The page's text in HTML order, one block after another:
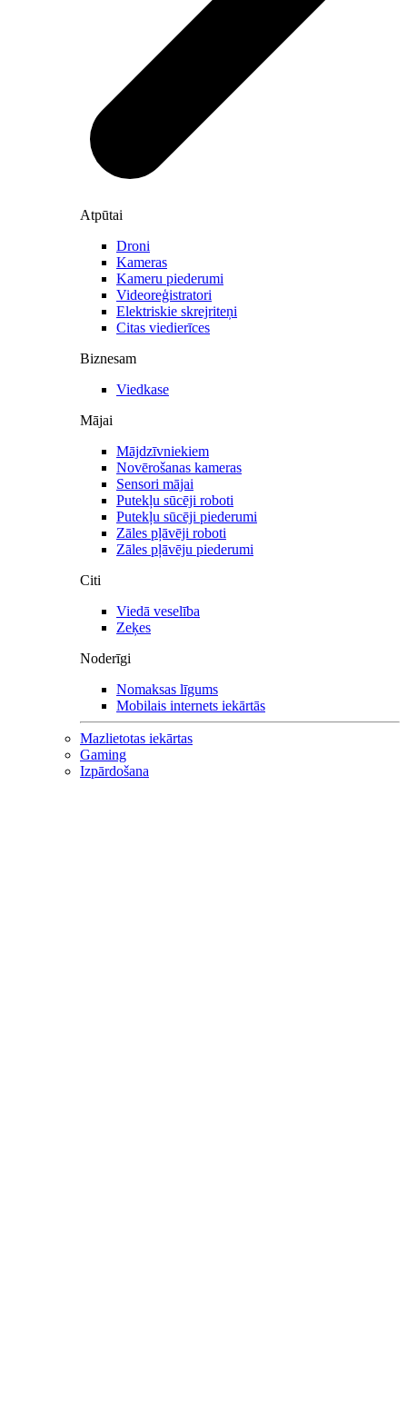
Atpūtai
Droni
Kameras
Kameru piederumi
Videoreģistratori
Elektriskie skrejriteņi
Citas viedierīces
Biznesam
Viedkase
Mājai
Mājdzīvniekiem
Novērošanas kameras
Sensori mājai
Putekļu sūcēji roboti
Putekļu sūcēji piederumi
Zāles pļāvēji roboti
Zāles pļāvēju piederumi
Citi
Viedā veselība
Zeķes
Noderīgi
Nomaksas līgums
Mobilais internets iekārtās
Mazlietotas iekārtas
Gaming
Izpārdošana